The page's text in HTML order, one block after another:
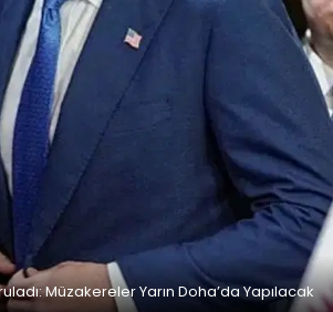
Müzakereler Yarın Doha’da Yapılacak